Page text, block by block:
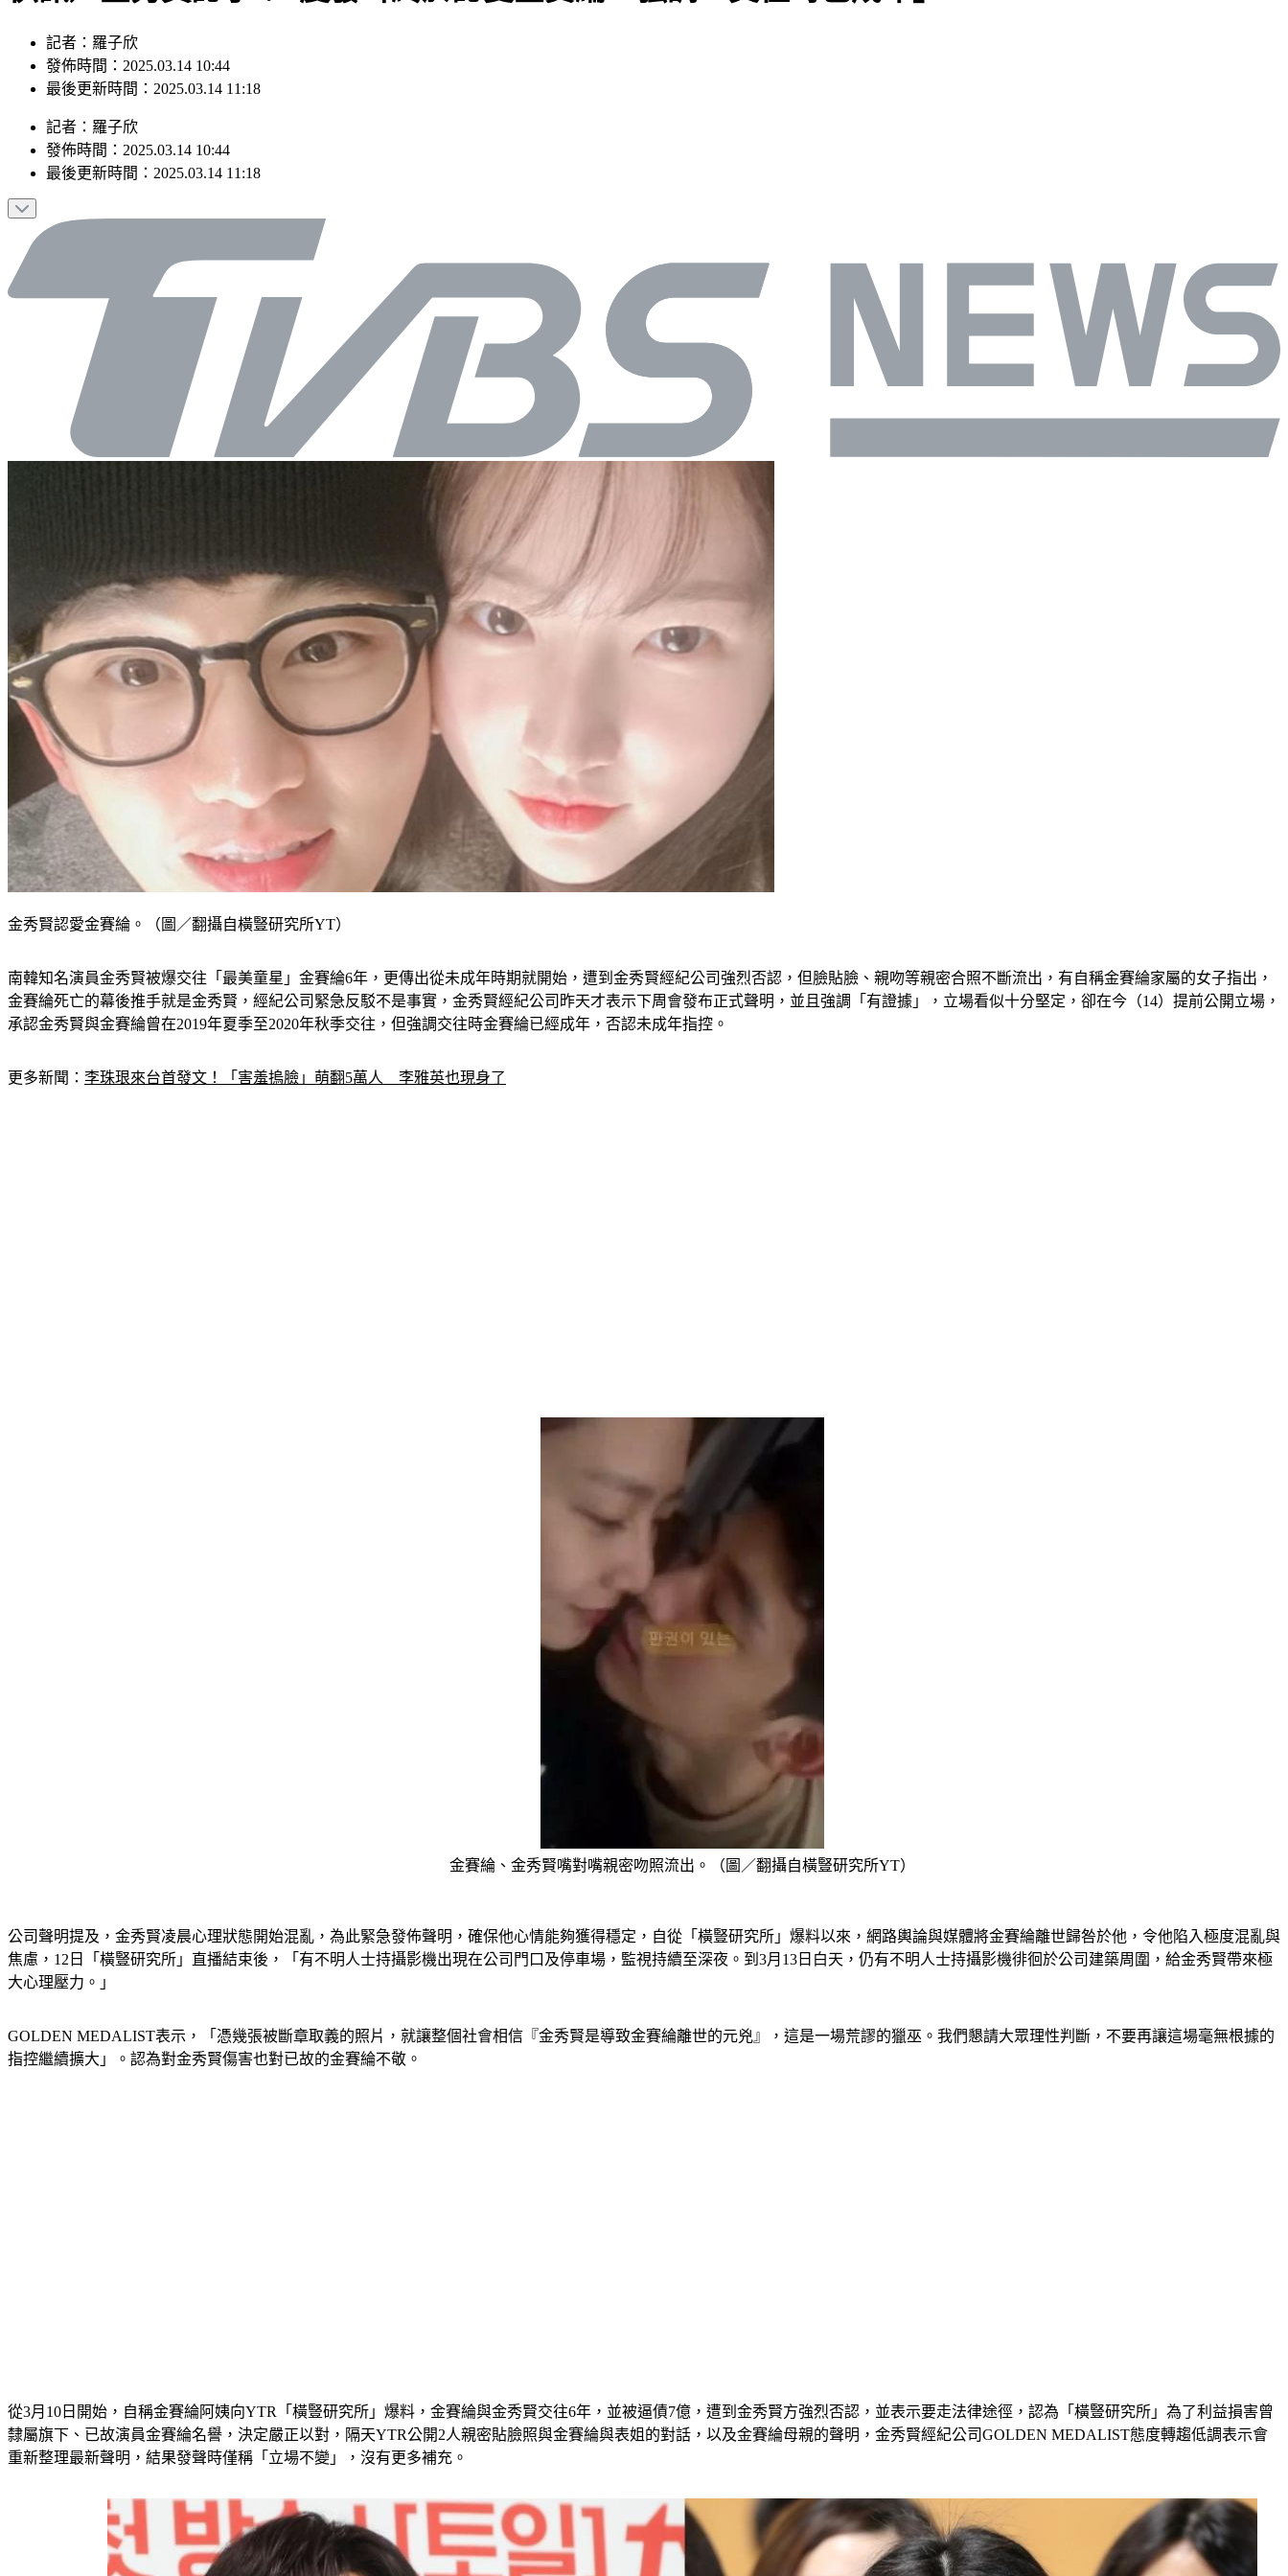
記者：羅子欣
發佈時間：2025.03.14 10:44
最後更新時間：2025.03.14 11:18
記者 ： 羅子欣
發佈時間： 2025.03.14 10:44
最後更新時間： 2025.03.14 11:18
金秀賢認愛金賽綸。（圖／翻攝自橫豎研究所YT）
南韓知名演員金秀賢被爆交往「最美童星」金賽綸6年，更傳出從未成年時期就開始，遭到金秀賢經紀公司強烈否認，但臉貼臉、親吻等親密合照不斷流出，有自稱金賽綸家屬的女子指出，
金賽綸死亡的幕後推手就是金秀賢，經紀公司緊急反駁不是事實，金秀賢經紀公司昨天才表示下周會發布正式聲明，並且強調「有證據」，立場看似十分堅定，卻在今（14）提前公開立場，
承認金秀賢與金賽綸曾在2019年夏季至2020年秋季交往，但強調交往時金賽綸已經成年，否認未成年指控。
更多新聞： 李珠珢來台首發文！「害羞摀臉」萌翻5萬人　李雅英也現身了
金賽綸、金秀賢嘴對嘴親密吻照流出。（圖／翻攝自橫豎研究所YT）
公司聲明提及，金秀賢凌晨心理狀態開始混亂，為此緊急發佈聲明，確保他心情能夠獲得穩定，自從「橫豎研究所」爆料以來，網路輿論與媒體將金賽綸離世歸咎於他，令他陷入極度混亂與
焦慮，12日「橫豎研究所」直播結束後，「有不明人士持攝影機出現在公司門口及停車場，監視持續至深夜。到3月13日白天，仍有不明人士持攝影機徘徊於公司建築周圍，給金秀賢帶來極
大心理壓力。」
GOLDEN MEDALIST表示，「憑幾張被斷章取義的照片，就讓整個社會相信『金秀賢是導致金賽綸離世的元兇』，這是一場荒謬的獵巫。我們懇請大眾理性判斷，不要再讓這場毫無根據的
指控繼續擴大」。認為對金秀賢傷害也對已故的金賽綸不敬。
從3月10日開始，自稱金賽綸阿姨向YTR「橫豎研究所」爆料，金賽綸與金秀賢交往6年，並被逼債7億，遭到金秀賢方強烈否認，並表示要走法律途徑，認為「橫豎研究所」為了利益損害曾
隸屬旗下、已故演員金賽綸名譽，決定嚴正以對，隔天YTR公開2人親密貼臉照與金賽綸與表姐的對話，以及金賽綸母親的聲明，金秀賢經紀公司GOLDEN MEDALIST態度轉趨低調表示會
重新整理最新聲明，結果發聲時僅稱「立場不變」，沒有更多補充。